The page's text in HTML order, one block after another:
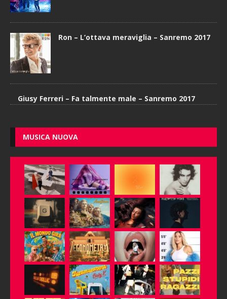
Ron – L’ottava meraviglia – Sanremo 2017
Giusy Ferreri – Fa talmente male – Sanremo 2017
MUSICA NUOVA